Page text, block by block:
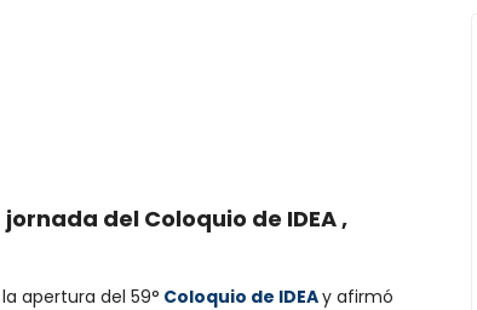
del Coloquio de IDEA ,
apertura del 59° Coloquio de IDEAy afirmó